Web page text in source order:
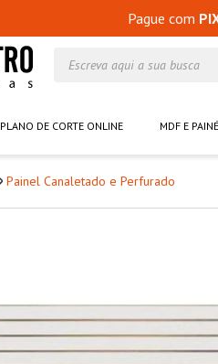
Pague com
PLANO DE CORTE ONLINE MDF E
Painel Canaletado e Perfurado